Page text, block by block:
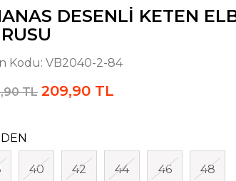
DESENLI KETEN
Kodu: VB2040-2-84
TL 209,90 TL
40 42 44 46 48